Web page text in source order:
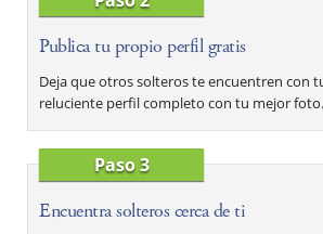
Publica tu propio perfil gratis
Deja que otros solteros te encuentren con
reluciente perfil completo con tu mejor foto.
Paso 3
Encuentra solteros cerca de ti